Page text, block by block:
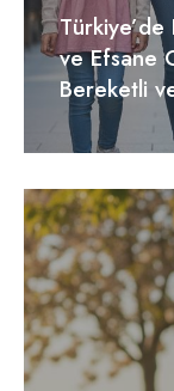
ve Efsane
Bereketli